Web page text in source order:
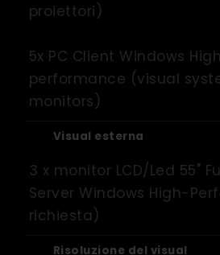
proiettori)
5x PC Client Windows
performance (visual
monitors)
Visual esterna
3 x monitor LCD/Led 55"
Server Windows High-
richiesta)
Risoluzione del visual